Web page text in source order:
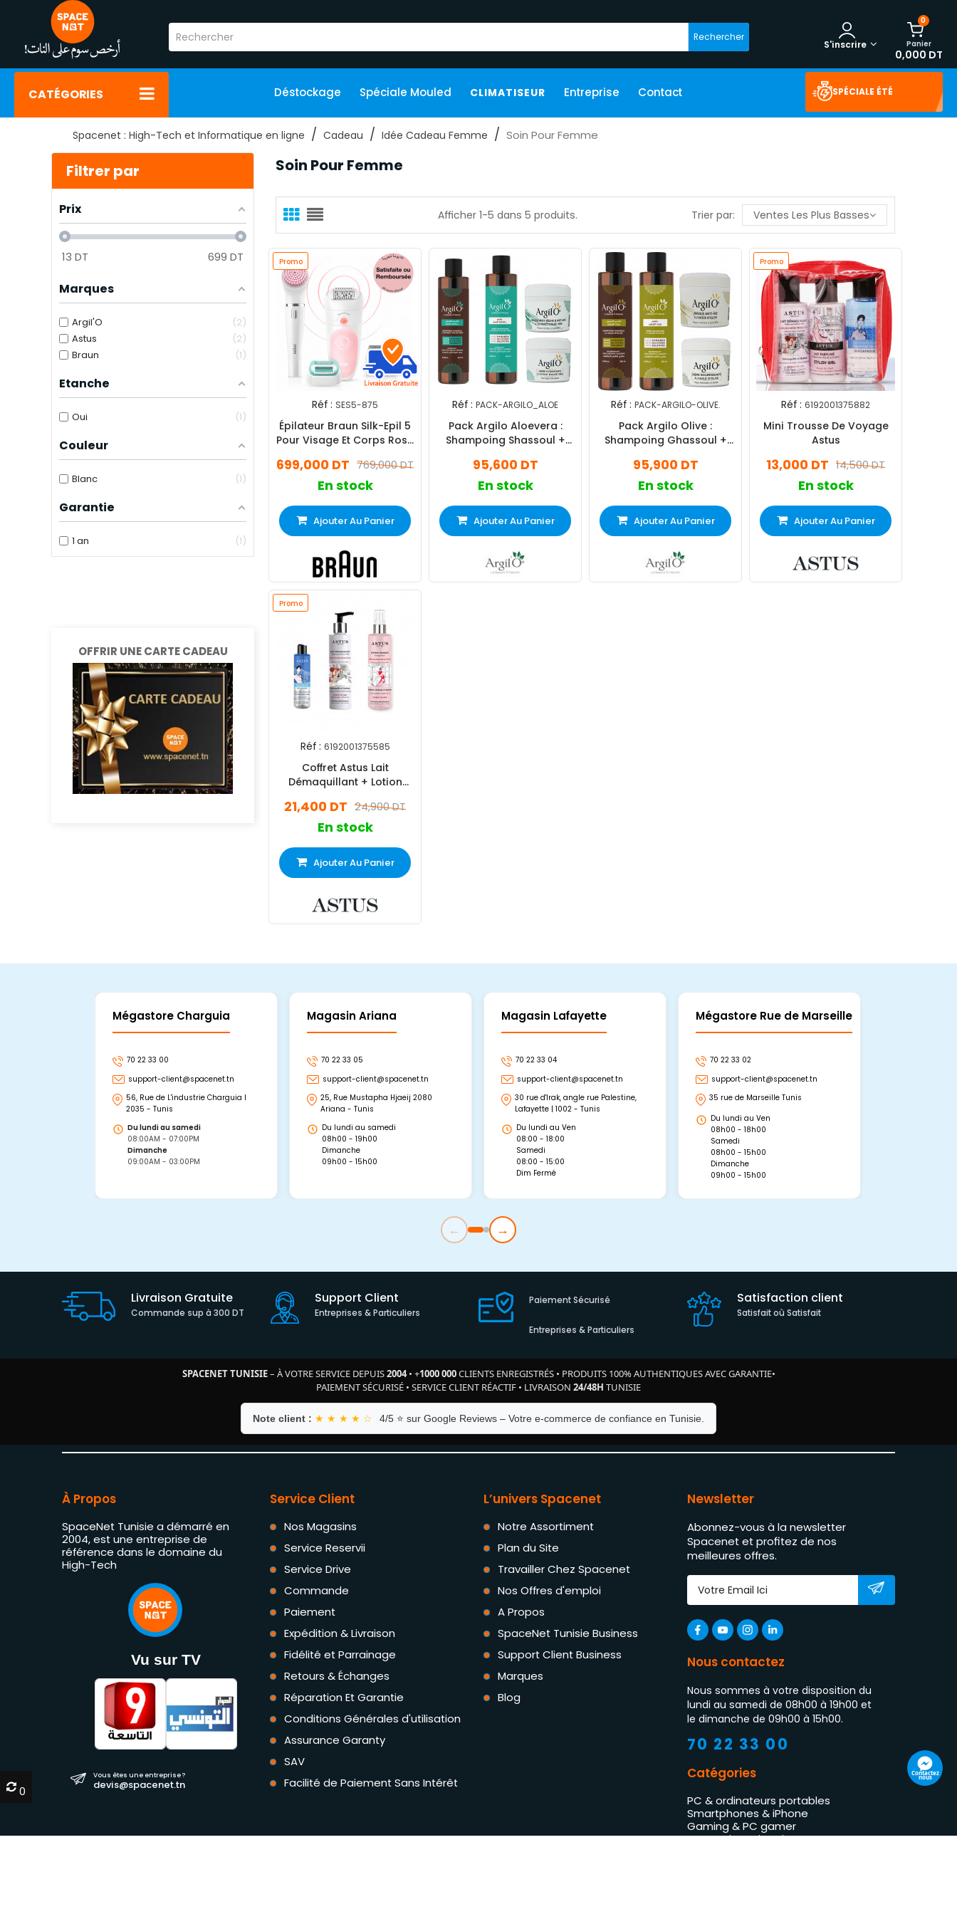
Rechercher
0
Panier
0,000 DT
S'inscrire
CATÉGORIES Déstockage Spéciale Mouled CLIMATISEUR Entreprise Contact SPÉCIALE ÉTÉ
Spacenet : High-Tech et Informatique en ligne Cadeau Idée Cadeau Femme Soin Pour Femme
Filtrer par
Prix
13 DT 699 DT
Marques
Argil'O
2
Astus
2
Braun
1
Etanche
Oui 1
Couleur
Blanc 1
Garantie
1 an 1
OFFRIR UNE CARTE CADEAU
Soin Pour Femme
Afficher 1-5 dans 5 produits. Trier par: Ventes Les Plus Basses
Promo
Réf : SES5-875
Épilateur Braun Silk-Epil 5
Pour Visage Et Corps Rose
769,000 DT
699,000 DT
En stock
Ajouter Au Panier
Réf : PACK-ARGILO_ALOE
Pack Argilo Aloevera :
Shampoing Shassoul +
Hydratante + Masque Anti-
Tâche Et Anti-acné
95,600 DT
En stock
Ajouter Au Panier
Réf : PACK-ARGILO-OLIVE.
Pack Argilo Olive :
Shampoing Ghassoul +
Nourrissante + Masque
Anti-âge
95,900 DT
En stock
Ajouter Au Panier
Promo
Réf : 6192001375882
Mini Trousse De Voyage
Astus
14,500 DT
13,000 DT
En stock
Ajouter Au Panier
Promo
Réf : 6192001375585
Coffret Astus Lait
Démaquillant + Lotion
Triphasé Yeux24,900 DT
21,400 DT
En stock
Ajouter Au Panier
Mégastore Charguia
70 22 33 00
support-client@spacenet.tn
56, Rue de L'industrie Charguia I
2035 - Tunis
Du lundi au samedi
08:00AM - 07:00PM
Dimanche
09:00AM - 03:00PM
Magasin Ariana
70 22 33 05
support-client@spacenet.tn
25, Rue Mustapha Hjaeij 2080
Ariana - Tunis
Du lundi au samedi
08h00 - 19h00
Dimanche
09h00 - 15h00
Magasin Lafayette
70 22 33 04
support-client@spacenet.tn
30 rue d'Irak, angle rue Palestine,
Lafayette | 1002 - Tunis
Du lundi au Ven
08:00 - 18:00
Samedi
08:00 - 15:00
Dim Fermé
Mégastore Rue de Marseille
70 22 33 02
support-client@spacenet.tn
35 rue de Marseille Tunis
Du lundi au Ven
08h00 - 18h00
Samedi
08h00 - 15h00
Dimanche
09h00 - 15h00
← →
Livraison Gratuite
Commande sup à 300 DT
Support Client
Entreprises & Particuliers
Paiement Sécurisé
Entreprises & Particuliers
Satisfaction client
Satisfait où Satisfait
SPACENET TUNISIE– À VOTRE SERVICE DEPUIS2004• +1000 000CLIENTS ENREGISTRÉS• PRODUITS 100% AUTHENTIQUES AVEC GARANTIE•
PAIEMENT SÉCURISÉ • SERVICE CLIENT RÉACTIF • LIVRAISON 24/48H TUNISIE
Note client : ★ ★ ★ ★ ☆ 4/5 ⭐ sur Google Reviews – Votre e-commerce de confiance en Tunisie.
À Propos
SpaceNet Tunisie a démarré en
2004, est une entreprise de
référence dans le domaine du
High-Tech
Vu sur TV
Vous êtes une entreprise ?
devis@spacenet.tn
Service Client
Nos Magasins
Service Reservii
Service Drive
Commande
Paiement
Expédition & Livraison
Fidélité et Parrainage
Retours & Échanges
Réparation Et Garantie
Conditions Générales d'utilisation
Assurance Garanty
SAV
Facilité de Paiement Sans Intérêt
L’univers Spacenet
Notre Assortiment
Plan du Site
Travailler Chez Spacenet
Nos Offres d'emploi
A Propos
SpaceNet Tunisie Business
Support Client Business
Marques
Blog
Newsletter
Abonnez-vous à la newsletter
Spacenet et profitez de nos
meilleures offres.
Nous contactez
Nous sommes à votre disposition du
lundi au samedi de 08h00 à 19h00 et
le dimanche de 09h00 à 15h00.
70 22 33 00
Catégories
PC & ordinateurs portables
Smartphones & iPhone
Gaming & PC gamer
Impression & imprimantes
Contactez
nous
0
0